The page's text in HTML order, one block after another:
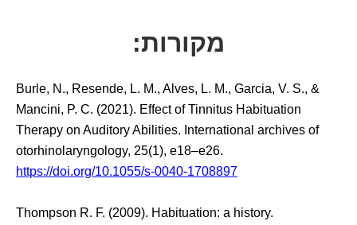
מקורות:
Burle, N., Resende, L. M., Alves, L. M., Garcia, V. S., &
Mancini, P. C. (2021). Effect of Tinnitus Habituation
Therapy on Auditory Abilities. International archives of
otorhinolaryngology, 25(1), e18–e26.
https://doi.org/10.1055/s-0040-1708897
Thompson R. F. (2009). Habituation: a history.